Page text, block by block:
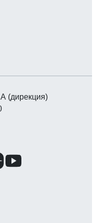
(дирекция)